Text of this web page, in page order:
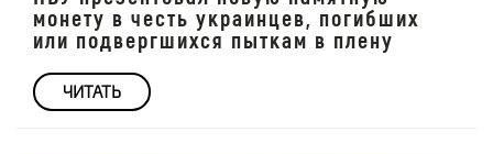
монету в честь украинцев, погибших
или подвергшихся пыткам в плену
ЧИТАТЬ